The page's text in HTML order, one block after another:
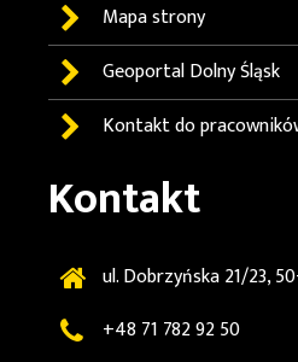
Mapa strony
GeoportalDolny Śląsk
Kontakt do
Kontakt
ul. Dobrzyńska 21/23,
+48 71 782 92 50